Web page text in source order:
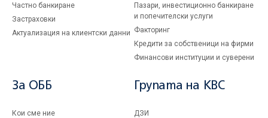
Частно банкиране
Застраховки
Актуализация на клиентски данни
Пазари, инвестиционно банкиране
и попечителски услуги
Факторинг
Кредити за собственици на фирми
Финансови институции и суверени
За ОББ
Кои сме ние
Групата на KBC
ДЗИ